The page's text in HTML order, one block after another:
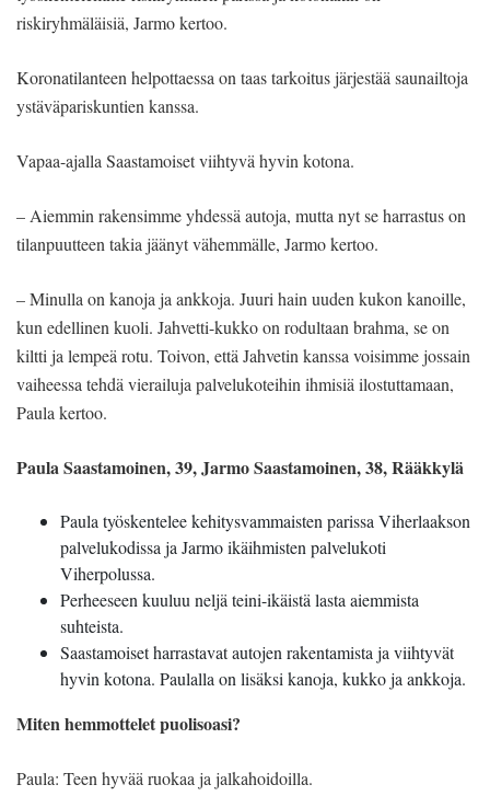
riskiryhmäläisiä, Jarmo kertoo.
Koronatilanteen helpottaessa on taas tarkoitus järjestää saunailtoja
ystäväpariskuntien kanssa.
Vapaa-ajalla Saastamoiset viihtyvä hyvin kotona.
– Aiemmin rakensimme yhdessä autoja, mutta nyt se harrastus on
tilanpuutteen takia jäänyt vähemmälle, Jarmo kertoo.
– Minulla on kanoja ja ankkoja. Juuri hain uuden kukon kanoille,
kun edellinen kuoli. Jahvetti-kukko on rodultaan brahma, se on
kiltti ja lempeä rotu. Toivon, että Jahvetin kanssa voisimme jossain
vaiheessa tehdä vierailuja palvelukoteihin ihmisiä ilostuttamaan,
Paula kertoo.
Paula Saastamoinen, 39, Jarmo Saastamoinen, 38, Rääkkylä
Paula työskentelee kehitysvammaisten parissa Viherlaakson
palvelukodissa ja Jarmo ikäihmisten palvelukoti
Viherpolussa.
Perheeseen kuuluu neljä teini-ikäistä lasta aiemmista
suhteista.
Saastamoiset harrastavat autojen rakentamista ja viihtyvät
hyvin kotona. Paulalla on lisäksi kanoja, kukko ja ankkoja.
Miten hemmottelet puolisoasi?
Paula: Teen hyvää ruokaa ja jalkahoidoilla.